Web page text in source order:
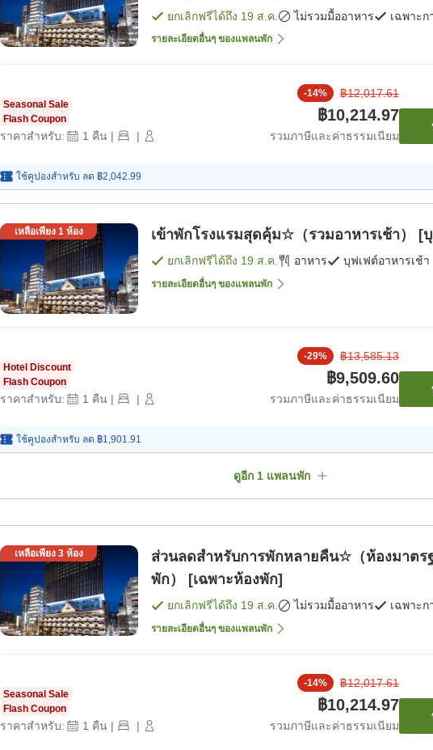
ยกเลิกฟรีได้ถึง 19 ส.ค. ไม่รวมมื้ออาหาร เฉพาะ
รายละเอียดอื่นๆ ของแพลนพัก
Seasonal Sale
Flash Coupon
ราคาสำหรับ: 1 คืน | |
-14% ฿12,017.61
฿10,214.97
รวมภาษีและค่าธรรมเนียม
ใช้คูปองสำหรับ ลด ฿2,042.99
เหลือเพียง 1ห้อง เข้าพักโรงแรมสุดคุ้ม☆（รวมอาหารเช้า） [
ยกเลิกฟรีได้ถึง 19 ส.ค. อาหาร บุฟเฟต์อาหารเช้า
รายละเอียดอื่นๆ ของแพลนพัก
Hotel Discount
Flash Coupon
ราคาสำหรับ: 1 คืน | |
-29% ฿13,585.13
฿9,509.60
รวมภาษีและค่าธรรมเนียม
ใช้คูปองสำหรับ ลด ฿1,901.91
ดูอีก 1แพลนพัก
เหลือเพียง 3ห้อง
ส่วนลดสำหรับการพักหลายคืน☆（ห้องมาตร
พัก） [เฉพาะห้องพัก]
ยกเลิกฟรีได้ถึง 19 ส.ค. ไม่รวมมื้ออาหาร เฉพาะ
รายละเอียดอื่นๆ ของแพลนพัก
Seasonal Sale
Flash Coupon
ราคาสำหรับ: 1 คืน | |
-14% ฿12,017.61
฿10,214.97
รวมภาษีและค่าธรรมเนียม